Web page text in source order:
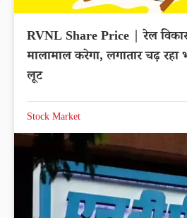
RVNL Share Price | रेल
मालामाल करेगा, लगातार चढ़ रहा
लूट
Stock Market